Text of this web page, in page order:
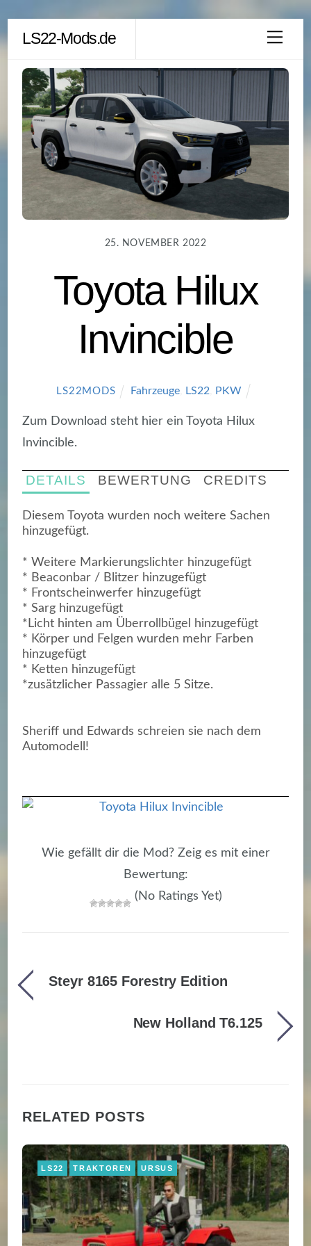
content
LS22-Mods.de
25. NOVEMBER 2022
Toyota Hilux
Invincible
LS22MODS Fahrzeuge, LS22 PKW
Zum Download steht hier ein Toyota Hilux
Invincible.
DETAILS BEWERTUNG CREDITS
Diesem Toyota wurden noch weitere Sachen
hinzugefügt.
* Weitere Markierungslichter hinzugefügt
* Beaconbar / Blitzer hinzugefügt
* Frontscheinwerfer hinzugefügt
* Sarg hinzugefügt
*Licht hinten am Überrollbügel hinzugefügt
* Körper und Felgen wurden mehr Farben
hinzugefügt
* Ketten hinzugefügt
*zusätzlicher Passagier alle 5 Sitze.
Sheriff und Edwards schreien sie nach dem
Automodell!
Wie gefällt dir die Mod? Zeig es mit einer
Bewertung:
(No Ratings Yet)
Steyr 8165 Forestry Edition
New Holland T6.125
RELATED POSTS
LS22 TRAKTOREN URSUS